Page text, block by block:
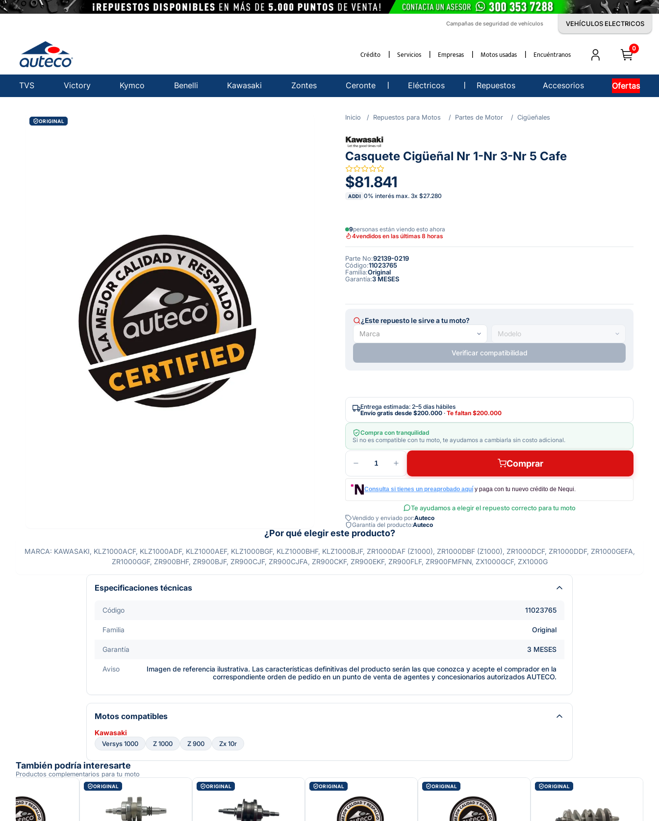
Campañas de seguridad de vehículos VEHÍCULOS ELECTRICOS
Crédito Servicios Empresas Motos usadas Encuéntranos
0
TVS Victory Kymco Benelli Kawasaki Zontes Ceronte Eléctricos Repuestos Accesorios Ofertas
ORIGINAL Repuestos para Motos Partes de Motor Cigüeñales
Casquete Cigüeñal Nr 1-Nr 3-Nr 5 Cafe
$81.841
ADDI 0% interés max. 3x $27.280
9personas están viendo esto ahora
4vendidos en las últimas 8 horas
Parte No:92139-0219
Código:11023765
Familia:Original
Garantía:3 MESES
¿Este repuesto le sirve a tu moto?
Verificar compatibilidad
Entrega estimada: 2–5 días hábiles
Envío gratis desde $200.000 · Te faltan $200.000
Compra con tranquilidad
Si no es compatible con tu moto, te ayudamos a cambiarla sin costo adicional.
1 Comprar
Consulta si tienes un preaprobado aquí y paga con tu nuevo crédito de Nequi.
Te ayudamos a elegir el repuesto correcto para tu moto
Vendido y enviado por:Auteco
Garantía del producto:Auteco
¿Por qué elegir este producto?
MARCA: KAWASAKI, KLZ1000ACF, KLZ1000ADF, KLZ1000AEF, KLZ1000BGF, KLZ1000BHF, KLZ1000BJF, ZR1000DAF (Z1000), ZR1000DBF (Z1000), ZR1000DCF, ZR1000DDF, ZR1000GEFA,
ZR1000GGF, ZR900BHF, ZR900BJF, ZR900CJF, ZR900CJFA, ZR900CKF, ZR900EKF, ZR900FLF, ZR900FMFNN, ZX1000GCF, ZX1000G
Especificaciones técnicas
Código 11023765
Familia Original
Garantía 3 MESES
Aviso
Imagen de referencia ilustrativa. Las características definitivas del producto serán las que conozca y acepte el comprador en la
correspondiente orden de pedido en un punto de venta de agentes y concesionarios autorizados AUTECO.
Motos compatibles
Kawasaki
Versys 1000 Z 1000 Z 900 Zx 10r
También podría interesarte
Productos complementarios para tu moto
ORIGINAL ORIGINAL ORIGINAL ORIGINAL ORIGINAL